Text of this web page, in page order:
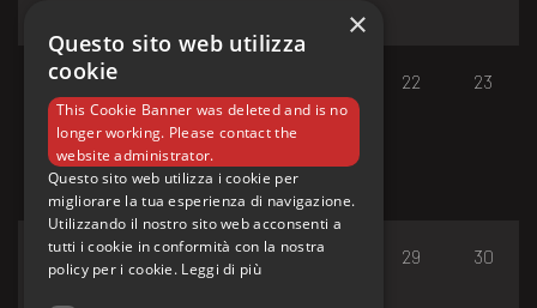
17 18 22 23
24 25 26 27 29 30
×
Questo sito web utilizza
cookie
This Cookie Banner was deleted and is no
longer working. Please contact the
website administrator.
Questo sito web utilizza i cookie per
migliorare la tua esperienza di navigazione.
Utilizzando il nostro sito web acconsenti a
tutti i cookie in conformità con la nostra
policy per i cookie. Leggi di più